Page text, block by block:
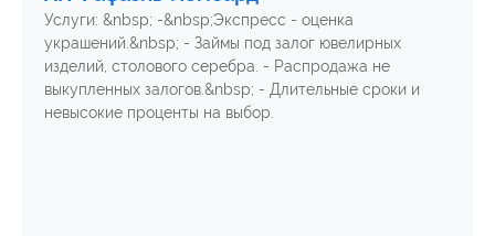
Услуги: &nbsp; -&nbsp;Экспресс - оценка
украшений.&nbsp; - Займы под залог ювелирных
изделий, столового серебра. - Распродажа не
выкупленных залогов.&nbsp; - Длительные сроки и
невысокие проценты на выбор.